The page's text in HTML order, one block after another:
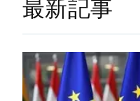
最新記事